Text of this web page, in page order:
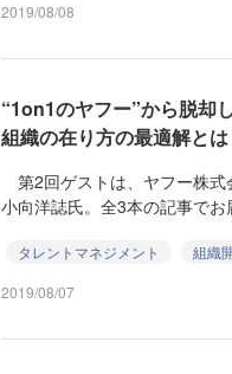
2019/08/08
“1on1のヤフー”から脱却
組織の在り方の最適解とは
第2回ゲストは、ヤフー株式
小向洋誌氏。全3本の記事で
タレントマネジメント 組織
2019/08/07